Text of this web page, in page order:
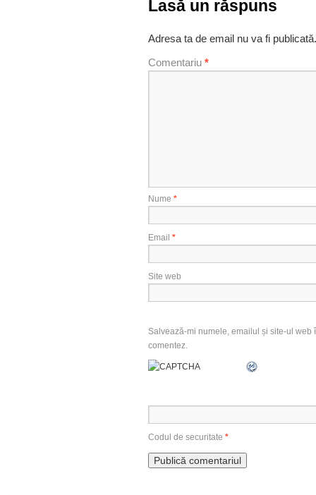
Lasă un răspuns
Adresa ta de email nu va fi publicată.
Comentariu *
Nume *
Email *
Site web
Salvează-mi numele, emailul și site-ul
comentez.
Codul de securitate *